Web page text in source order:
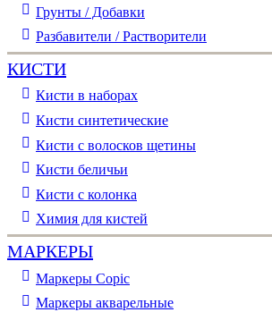
Грунты / Добавки
Разбавители / Растворители
КИСТИ
Кисти в наборах
Кисти синтетические
Кисти с волосков щетины
Кисти беличьи
Кисти с колонка
Химия для кистей
МАРКЕРЫ
Маркеры Copic
Маркеры акварельные